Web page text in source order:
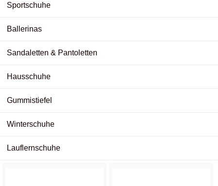
Sportschuhe
Ballerinas
Sandaletten & Pantoletten
Hausschuhe
Gummistiefel
Winterschuhe
Lauflernschuhe